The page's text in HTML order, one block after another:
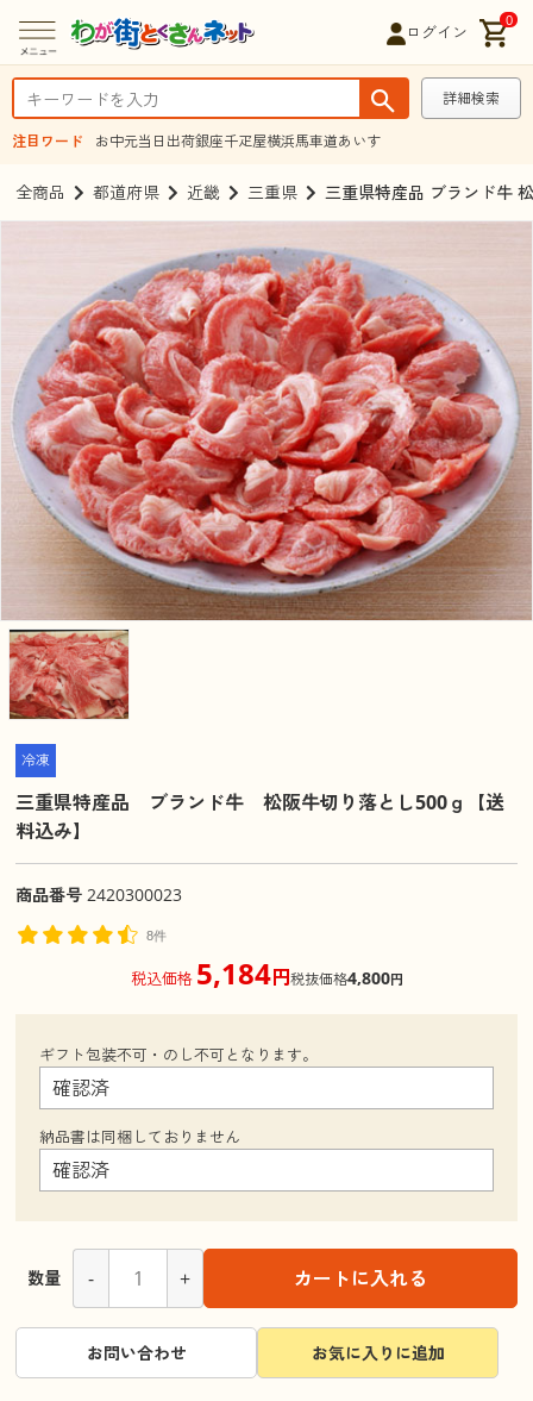
ログイン
0
詳細検索
注目ワード お中元当日出荷銀座千疋屋横浜馬車道あいす
全商品 都道府県 近畿 三重県 三重県特産品 ブランド牛
冷凍
三重県特産品 ブランド牛 松阪牛切り落とし500ｇ【送
料込み】
商品番号 2420300023
8件
税込価格 5,184円税抜価格4,800円
ギフト包装不可・のし不可となります。
納品書は同梱しておりません
数量 - + カートに入れる
お問い合わせ お気に入りに追加